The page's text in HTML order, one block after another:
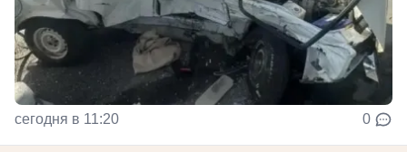
сегодня в 11:20 0